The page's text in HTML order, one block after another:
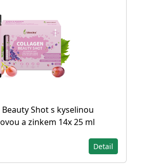
Shot s kyselinou
a zinkem 14x 25 ml
Detail